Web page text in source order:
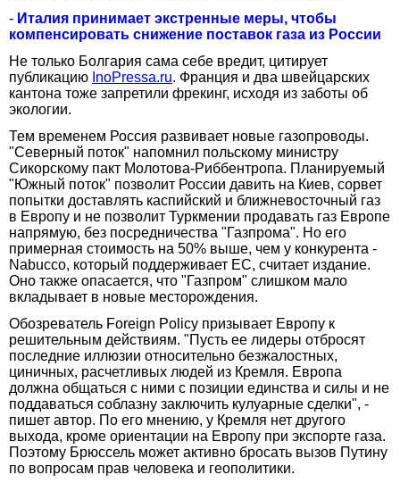
- Италия принимает экстренные меры, чтобы
компенсировать снижение поставок газа из России
Не только Болгария сама себе вредит, цитирует
публикацию InoPressa.ru. Франция и два швейцарских
кантона тоже запретили фрекинг, исходя из заботы об
экологии.
Тем временем Россия развивает новые газопроводы.
"Северный поток" напомнил польскому министру
Сикорскому пакт Молотова-Риббентропа. Планируемый
"Южный поток" позволит России давить на Киев, сорвет
попытки доставлять каспийский и ближневосточный газ
в Европу и не позволит Туркмении продавать газ Европе
напрямую, без посредничества "Газпрома". Но его
примерная стоимость на 50% выше, чем у конкурента -
Nabucco, который поддерживает ЕС, считает издание.
Оно также опасается, что "Газпром" слишком мало
вкладывает в новые месторождения.
Обозреватель Foreign Policy призывает Европу к
решительным действиям. "Пусть ее лидеры отбросят
последние иллюзии относительно безжалостных,
циничных, расчетливых людей из Кремля. Европа
должна общаться с ними с позиции единства и силы и не
поддаваться соблазну заключить кулуарные сделки", -
пишет автор. По его мнению, у Кремля нет другого
выхода, кроме ориентации на Европу при экспорте газа.
Поэтому Брюссель может активно бросать вызов Путину
по вопросам прав человека и геополитики.